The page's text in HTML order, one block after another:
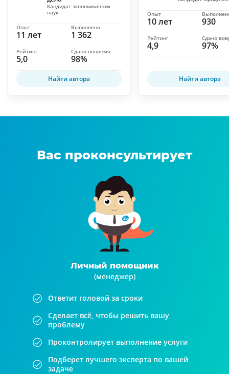
Кандидат экономических
наук
11 лет
Опыт
1 362
Выполнено
5,0
Рейтинг
98%
Сдано вовремя
Найти автора
10 лет
Опыт
930
4,9
Рейтинг
97%
Сдано
Найти автора
Вас проконсультирует
Личный помощник
(менеджер)
Ответит головой за сроки
Сделает всё, чтобы решить вашу
проблему
Проконтролирует выполнение услуги
Подберет лучшего эксперта по вашей
задаче